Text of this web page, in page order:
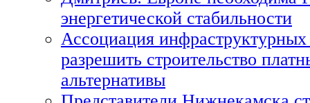
энергетической стабильности
Ассоциация
разрешить строительство
альтернативы